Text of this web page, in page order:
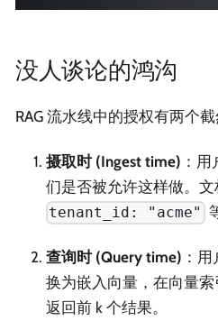
没人谈论的鸿沟
RAG 流水线中的授权有两个
摄取时 (Ingest time) ：
们是否被允许这样做。
tenant_id: "acme"
查询时 (Query time) ：
换为嵌入向量，在向量
返回前 k 个结果。